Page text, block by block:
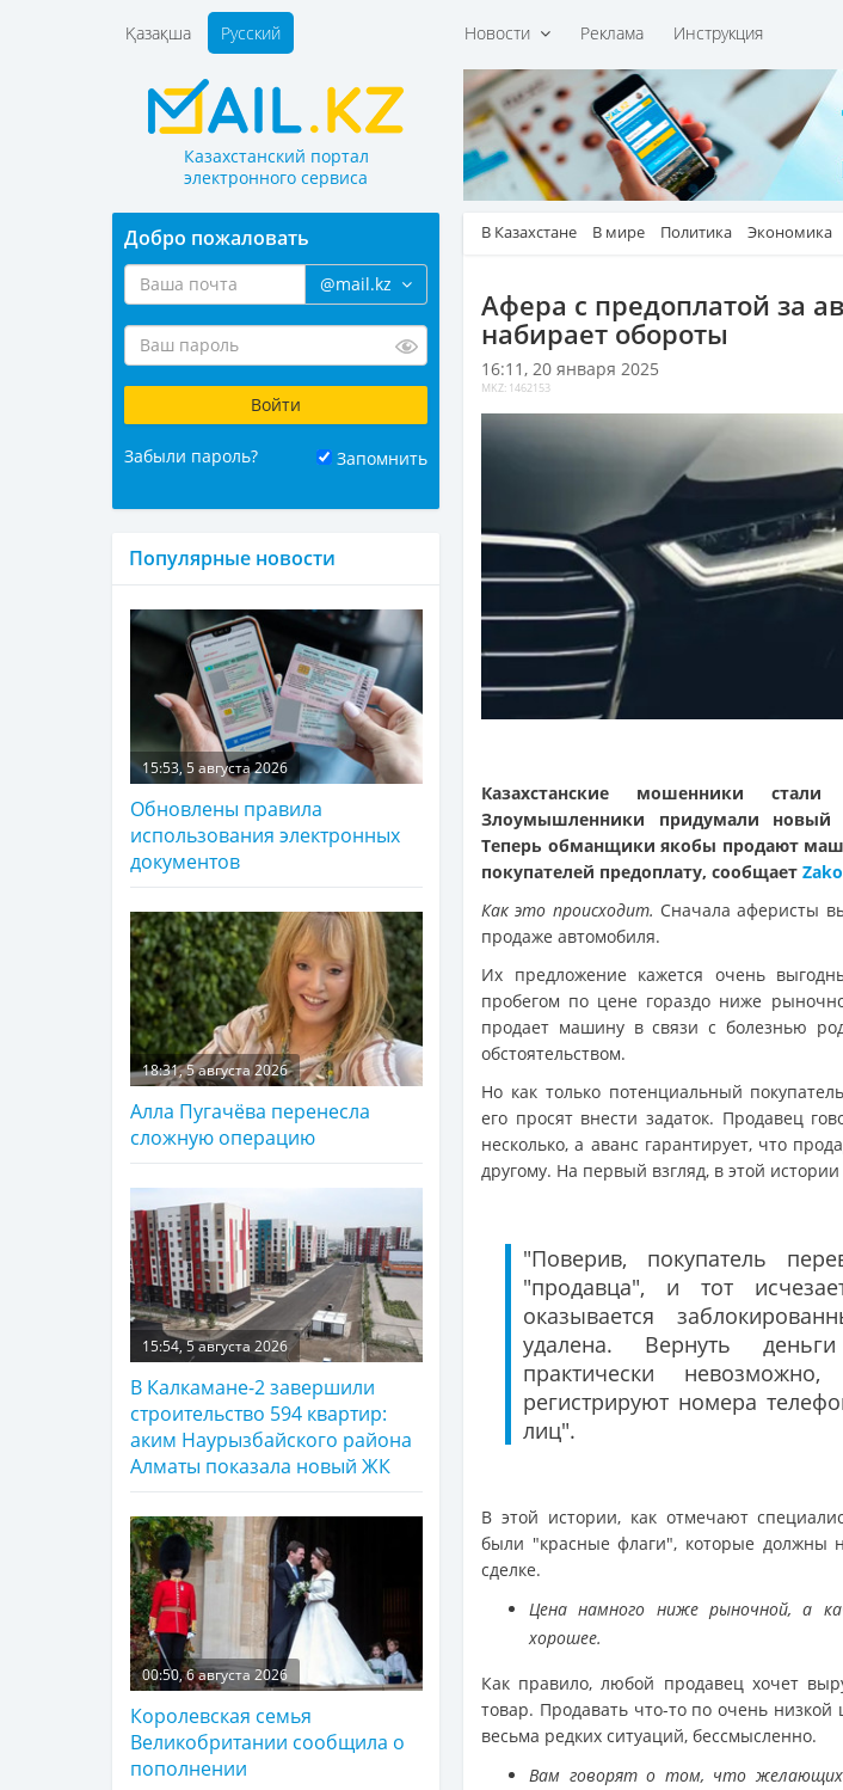
Новости Реклама Инструкция
Қазақша Русский
Казахстанский портал
электронного сервиса
В Казахстане В мире Политика Экономика
Афера с предоплатой за
набирает обороты
16:11, 20 января 2025
MKZ: 1462153
Казахстанские мошенники стали
Злоумышленники придумали новый
Теперь обманщики якобы продают
покупателей предоплату, сообщает
Как это происходит. Сначала аферисты
продаже автомобиля.
Их предложение кажется очень
пробегом по цене гораздо ниже
продает машину в связи с болезнью
обстоятельством.
Но как только потенциальный
его просят внести задаток. Продавец
несколько, а аванс гарантирует, что
другому. На первый взгляд, в этой
"Поверив, покупатель
"продавца", и тот
оказывается
удалена. Вернуть
практически
регистрируют номера
лиц".
В этой истории, как отмечают
были "красные флаги", которые должны
сделке.
Цена намного ниже рыночной, а
хорошее.
Как правило, любой продавец хочет
товар. Продавать что-то по очень
весьма редких ситуаций, бессмысленно.
Вам говорят о том, что желающих
Добро пожаловать
@mail.kz
Забыли пароль? Запомнить
Популярные новости
15:53, 5 августа 2026
Обновлены правила
использования электронных
документов
18:31, 5 августа 2026
Алла Пугачёва перенесла
сложную операцию
15:54, 5 августа 2026
В Калкамане-2 завершили
строительство 594 квартир:
аким Наурызбайского района
Алматы показала новый ЖК
00:50, 6 августа 2026
Королевская семья
Великобритании сообщила о
пополнении